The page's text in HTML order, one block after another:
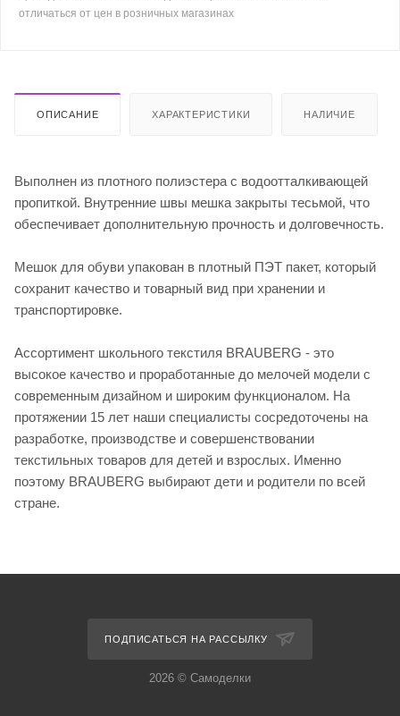
отличаться от цен в розничных магазинах
ОПИСАНИЕ ХАРАКТЕРИСТИКИ НАЛИЧИЕ
Выполнен из плотного полиэстера с водоотталкивающей
пропиткой. Внутренние швы мешка закрыты тесьмой, что
обеспечивает дополнительную прочность и долговечность.
Мешок для обуви упакован в плотный ПЭТ пакет, который
сохранит качество и товарный вид при хранении и
транспортировке.
Ассортимент школьного текстиля BRAUBERG - это
высокое качество и проработанные до мелочей модели с
современным дизайном и широким функционалом. На
протяжении 15 лет наши специалисты сосредоточены на
разработке, производстве и совершенствовании
текстильных товаров для детей и взрослых. Именно
поэтому BRAUBERG выбирают дети и родители по всей
стране.
ПОДПИСАТЬСЯ НА РАССЫЛКУ
2026 © Самоделки